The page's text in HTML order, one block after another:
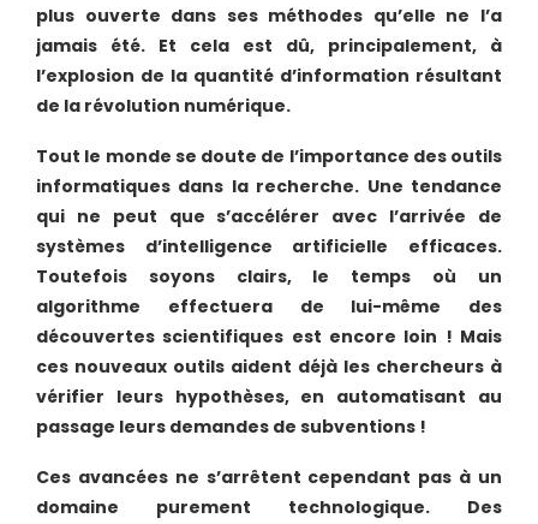
plus ouverte dans ses méthodes qu’elle ne l’a
jamais été. Et cela est dû, principalement, à
l’explosion de la quantité d’information résultant
de la révolution numérique.
Tout le monde se doute de l’importance des outils
informatiques dans la recherche. Une tendance
qui ne peut que s’accélérer avec l’arrivée de
systèmes d’intelligence artificielle efficaces.
Toutefois soyons clairs, le temps où un
algorithme effectuera de lui-même des
découvertes scientifiques est encore loin ! Mais
ces nouveaux outils aident déjà les chercheurs à
vérifier leurs hypothèses, en automatisant au
passage leurs demandes de subventions !
Ces avancées ne s’arrêtent cependant pas à un
domaine purement technologique. Des